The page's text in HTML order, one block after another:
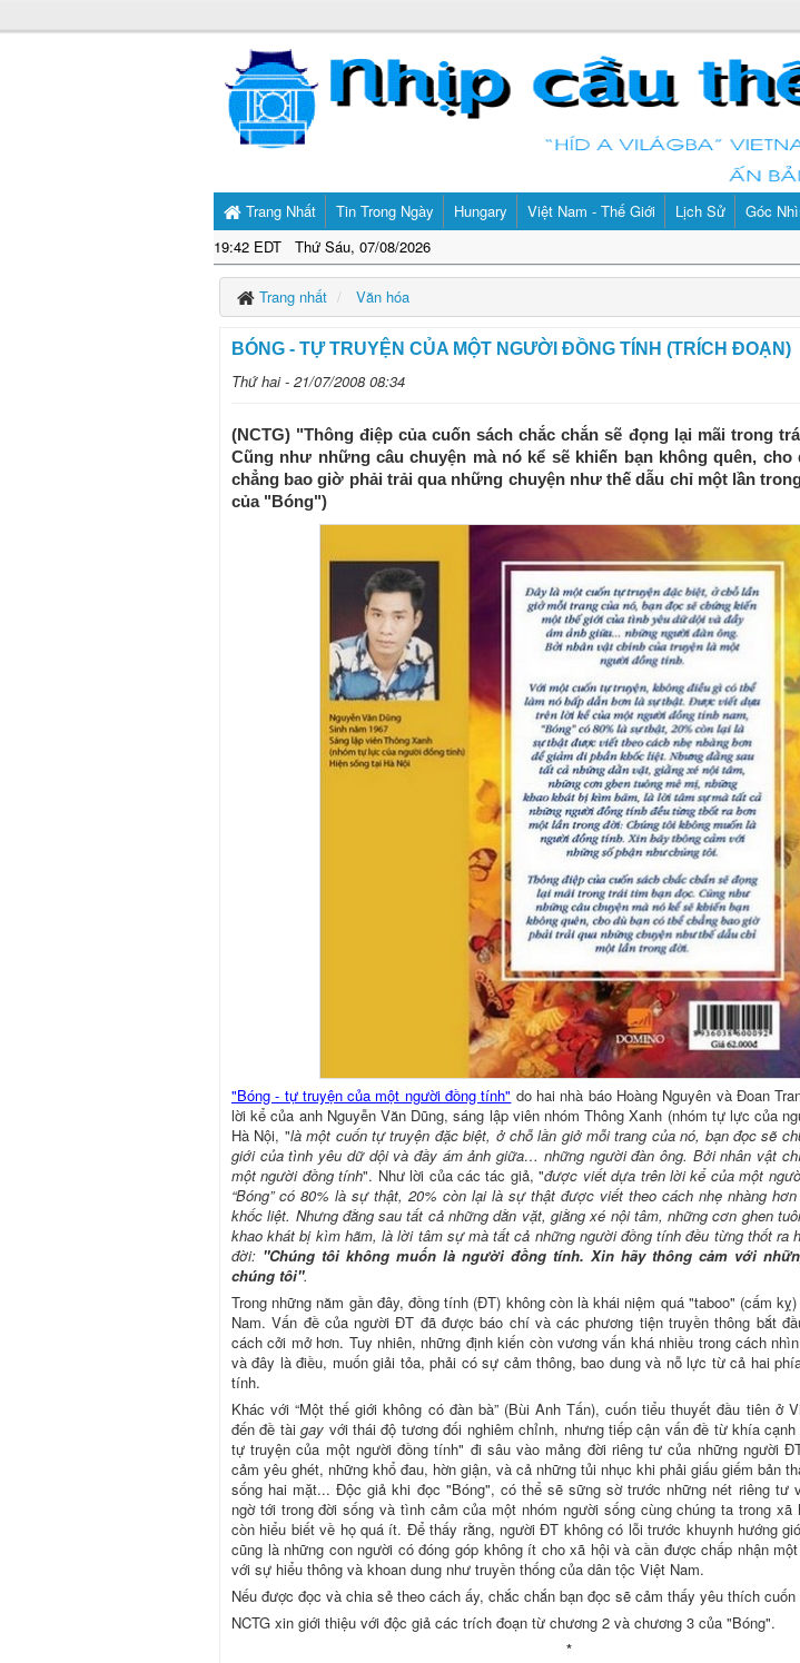
Trang Nhất
19:42 EDT Thứ Sáu, 07/08/2026
Tin Trong Ngày Hungary Việt Nam - Thế Giới Lịch Sử Góc
Trang nhất Văn hóa
BÓNG - TỰ TRUYỆN CỦA MỘT NGƯỜI ĐỒNG TÍNH (TRÍCH ĐOẠN)
Thứ hai - 21/07/2008 08:34
(NCTG) "Thông điệp của cuốn sách chắc chắn sẽ đọng lại mãi trong
Cũng như những câu chuyện mà nó kể sẽ khiến bạn không quên, cho
chẳng bao giờ phải trải qua những chuyện như thế dẫu chỉ một lần
của "Bóng")
"Bóng - tự truyện của một người đồng tính" do hai nhà báo Hoàng Nguyên và Đoan
lời kể của anh Nguyễn Văn Dũng, sáng lập viên nhóm Thông Xanh (nhóm tự lực của
Hà Nội, "là một cuốn tự truyện đặc biệt, ở chỗ lần giở mỗi trang của nó, bạn đọc sẽ
giới của tình yêu dữ dội và đầy ám ảnh giữa… những người đàn ông. Bởi nhân vật
một người đồng tính". Như lời của các tác giả, "được viết dựa trên lời kể của một
“Bóng” có 80% là sự thật, 20% còn lại là sự thật được viết theo cách nhẹ nhàng
khốc liệt. Nhưng đằng sau tất cả những dằn vặt, giằng xé nội tâm, những cơn ghen
khao khát bị kìm hãm, là lời tâm sự mà tất cả những người đồng tính đều từng thốt ra
đời: "Chúng tôi không muốn là người đồng tính. Xin hãy thông cảm với
chúng tôi".
Trong những năm gần đây, đồng tính (ĐT) không còn là khái niệm quá "taboo" (cấm
Nam. Vấn đề của người ĐT đã được báo chí và các phương tiện truyền thông bắt
cách cởi mở hơn. Tuy nhiên, những định kiến còn vương vấn khá nhiều trong cách
và đây là điều, muốn giải tỏa, phải có sự cảm thông, bao dung và nỗ lực từ cả hai
tính.
Khác với “Một thế giới không có đàn bà” (Bùi Anh Tấn), cuốn tiểu thuyết đầu tiên ở
đến đề tàigay với thái độ tương đối nghiêm chỉnh, nhưng tiếp cận vấn đề từ khía
tự truyện của một người đồng tính" đi sâu vào mảng đời riêng tư của những người
cảm yêu ghét, những khổ đau, hờn giận, và cả những tủi nhục khi phải giấu giếm bản
sống hai mặt... Độc giả khi đọc "Bóng", có thể sẽ sững sờ trước những nét riêng tư
ngờ tới trong đời sống và tình cảm của một nhóm người sống cùng chúng ta trong xã
còn hiểu biết về họ quá ít. Để thấy rằng, người ĐT không có lỗi trước khuynh hướng
cũng là những con người có đóng góp không ít cho xã hội và cần được chấp nhận
với sự hiểu thông và khoan dung như truyền thống của dân tộc Việt Nam.
Nếu được đọc và chia sẻ theo cách ấy, chắc chắn bạn đọc sẽ cảm thấy yêu thích cuốn
NCTG xin giới thiệu với độc giả các trích đoạn từ chương 2 và chương 3 của "Bóng".
*